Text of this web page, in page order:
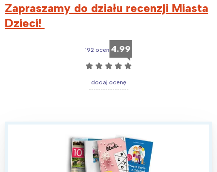
Zapraszamy do działu recenzji Miasta
Dzieci!
192 ocen 4.99
☆ ☆ ☆ ☆ ☆
dodaj ocenę